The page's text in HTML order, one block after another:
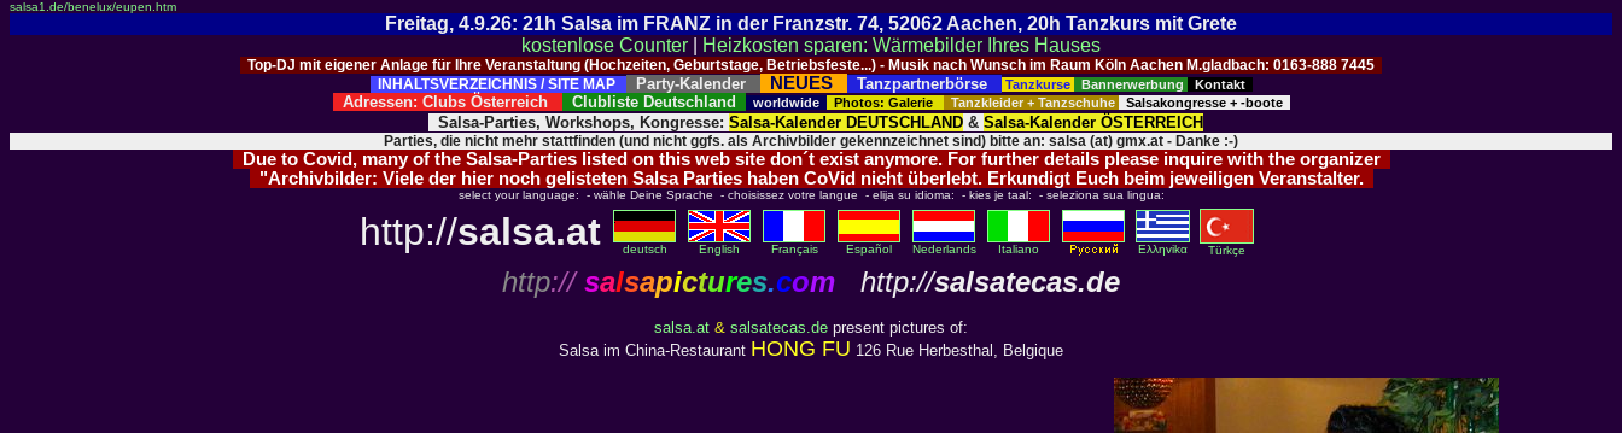
salsa1.de/benelux/eupen.htm
Freitag, 4.9.26: 21h Salsa im FRANZ in der Franzstr. 74, 52062 Aachen, 20h Tanzkurs mit Grete
kostenlose Counter
Heizkosten sparen: Wärmebilder Ihres Hauses
Top-DJ mit eigener Anlage für Ihre Veranstaltung (Hochzeiten, Geburtstage, Betriebsfeste...) - Musik nach Wunsch im Raum Köln Aachen M.gladbach: 0163-888 7445
INHALTSVERZEICHNIS / SITE MAP
Party-Kalender NEUES Tanzpartnerbörse Tanzkurse Bannerwerbung Kontakt
Adressen: Clubs Österreich Clubliste Deutschland worldwide Photos: Galerie Tanzkleider + Tanzschuhe Salsakongresse + -boote
Salsa-Parties, Workshops, Kongresse: Salsa-Kalender DEUTSCHLAND & Salsa-Kalender ÖSTERREICH
Parties, die nicht mehr stattfinden (und nicht ggfs. als Archivbilder gekennzeichnet sind) bitte an: salsa (at) gmx.at - Danke :-)
Due to Covid, many of the Salsa-Parties listed on this web site don´t exist anymore. For further details please inquire with the organizer
"Archivbilder: Viele der hier noch gelisteten Salsa Parties haben CoVid nicht überlebt. Erkundigt Euch beim jeweiligen Veranstalter.
select your language: - wähle Deine Sprache - choisissez votre langue - elija su idioma: - kies je taal: - seleziona sua lingua:
http://salsa.at deutsch English Français Español Nederlands Italiano Eλληvikα Türkçe
http:// salsapictures.com http://salsatecas.de
salsa.at & salsatecas.de present pictures of:
Salsa im China-Restaurant HONG FU 126 Rue Herbesthal, Belgique